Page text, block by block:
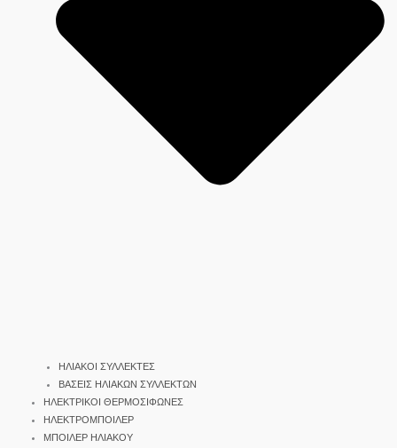
ΗΛΙΑΚΟΙ ΣΥΛΛΕΚΤΕΣ
ΒΑΣΕΙΣ ΗΛΙΑΚΩΝ ΣΥΛΛΕΚΤΩΝ
ΗΛΕΚΤΡΙΚΟΙ ΘΕΡΜΟΣΙΦΩΝΕΣ
ΗΛΕΚΤΡΟΜΠΟΙΛΕΡ
ΜΠΟΙΛΕΡ ΗΛΙΑΚΟΥ